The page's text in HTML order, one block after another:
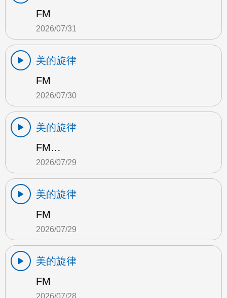
FM
2026/07/31
美的旋律
FM
2026/07/30
美的旋律
FM…
2026/07/29
美的旋律
FM
2026/07/29
美的旋律
FM
2026/07/28